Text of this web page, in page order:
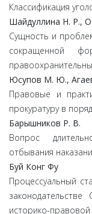
Классификация
Шайдуллина Н. Р.,
Сущность и
сокращенной
Юсупов М. Ю.,
Правовые и
прокуратуру в
Барышников Р. В.
Вопрос
отбывания
Буй Конг Фу
Процессуальный
законодательстве
историко-правовой